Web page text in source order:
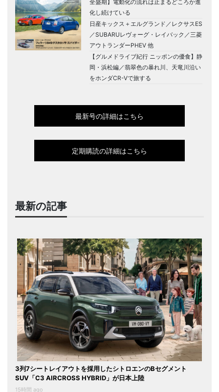
全盛期】電動化の流れは止まるどころか進
化し続けている
日産キックス＋エルグランド／レクサスES
／SUBARUレヴォーグ・レイバック／三菱
アウトランダーPHEV 他
【グルメドライブ紀行 ニッポンの優食】静
岡・浜松編／翡翠色の暴れ川、天竜川沿い
をホンダCR-Vで旅する
最新号の詳細はこちら
定期購読の詳細はこちら
最新の記事
3列7シートレイアウトを採用したシトロエンのBセグメント
SUV「C3 AIRCROSS HYBRID」が日本上陸
15時間 ago